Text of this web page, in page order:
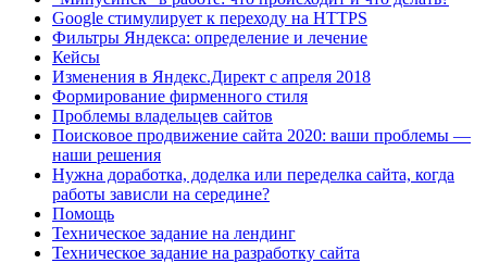
Google стимулирует к переходу на HTTPS
Фильтры Яндекса: определение и лечение
Кейсы
Изменения в Яндекс.Директ с апреля 2018
Формирование фирменного стиля
Проблемы владельцев сайтов
Поисковое продвижение сайта 2020: ваши проблемы —
наши решения
Нужна доработка, доделка или переделка сайта, когда
работы зависли на середине?
Помощь
Техническое задание на лендинг
Техническое задание на разработку сайта